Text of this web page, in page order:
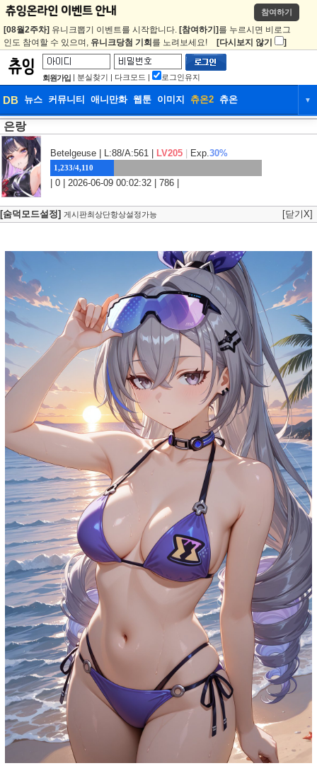
참여하기
[08월2주차] 유니크뽑기 이벤트를 시작합니다. [참여하기] 를 누르시면 비로그
인도 참여할 수 있으며, 유니크당첨 기회 를 노려보세요! [다시보지 않기 ]
회원가입 | 분실찾기 | 다크모드 | 로그인유지
DB 뉴스 커뮤니티 애니만화 웹툰 이미지 츄온2 츄온 ▼
웹툰 이미지 츄온2
은랑
Betelgeuse | L:88/A:561 | LV205 Exp.30%
1,233/4,110
| 0 | 2026-06-09 00:02:32 | 786 |
[숨덕모드설정] 게시판최상단항상설정가능 [닫기X]